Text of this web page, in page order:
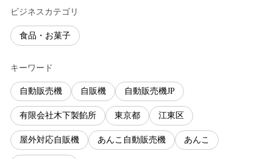
ビジネスカテゴリ
食品・お菓子
キーワード
自動販売機 自販機 自動販売機JP
有限会社木下製餡所 東京都 江東区
屋外対応自販機 あんこ自動販売機 あんこ